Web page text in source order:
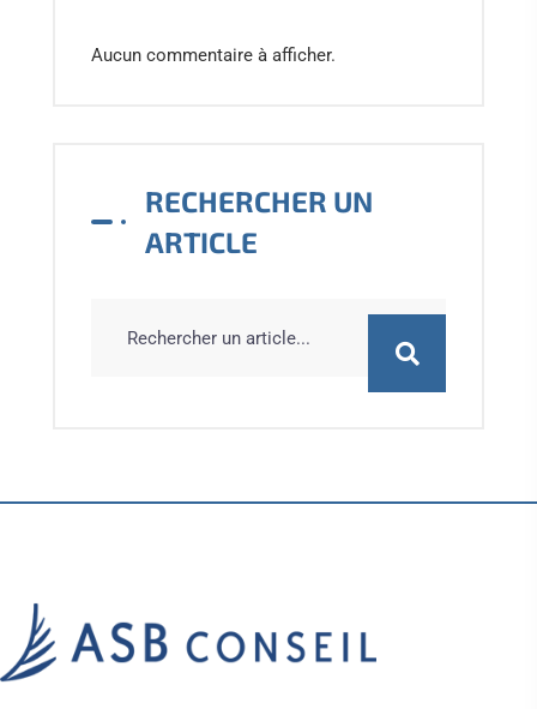
Aucun commentaire à afficher.
RECHERCHER UN
ARTICLE